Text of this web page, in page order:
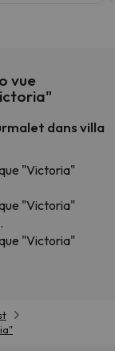
vue
dans villa
"Victoria"
"Victoria"
"Victoria"